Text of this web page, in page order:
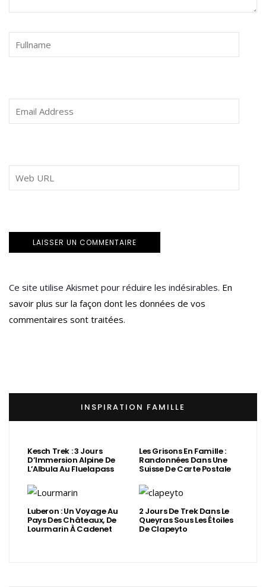
Ce site utilise Akismet pour réduire les indésirables. En
savoir plus sur la façon dont les données de vos
commentaires sont traitées.
INSPIRATION FAMILLE
Kesch Trek : 3 Jours
D’Immersion Alpine De
L’Albula Au Fluelapass
Les Grisons En Famille :
Randonnées Dans Une
Suisse De Carte Postale
Luberon : Un Voyage Au
Pays Des Châteaux, De
Lourmarin À Cadenet
2 Jours De Trek Dans Le
Queyras Sous Les Étoiles
De Clapeyto